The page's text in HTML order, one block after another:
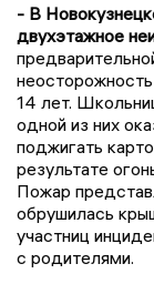
- В
двухэтажное
14 лет.
одной из них
поджигать
результате
Пожар
обрушилась
участниц
с родителями.